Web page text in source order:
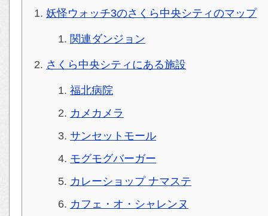
妖怪ウォッチ3のさくら中央シティのマップ
関連ダンジョン
さくら中央シティにある施設
福北病院
カメカメラ
サンセットモール
モグモグバーガー
カレーショップ ナマステ
カフェ・オ・シャレンヌ